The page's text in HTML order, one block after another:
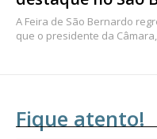
A Feira de São Bernardo
que o presidente da
Fique atento!